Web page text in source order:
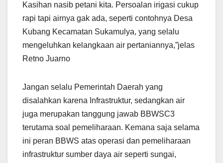
Kasihan nasib petani kita. Persoalan irigasi cukup
rapi tapi airnya gak ada, seperti contohnya Desa
Kubang Kecamatan Sukamulya, yang selalu
mengeluhkan kelangkaan air pertaniannya,”jelas
Retno Juarno
Jangan selalu Pemerintah Daerah yang
disalahkan karena Infrastruktur, sedangkan air
juga merupakan tanggung jawab BBWSC3
terutama soal pemeliharaan. Kemana saja selama
ini peran BBWS atas operasi dan pemeliharaan
infrastruktur sumber daya air seperti sungai,